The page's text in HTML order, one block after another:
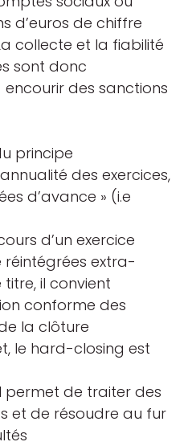
d’euros de chiffre
collecte et la fiabilité
sont donc
des sanctions
principe
des exercices,
d’avance » (i.e
d’un exercice
réintégrées extra-
il convient
conforme des
la clôture
le hard-closing est
permet de traiter des
et de résoudre au fur